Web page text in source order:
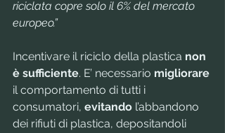
riciclata copre solo il 6% del mercato
europeo.”
Incentivare il riciclo della plastica non
è sufficiente. E’ necessario migliorare
il comportamento di tutti i
consumatori, evitando l’abbandono
dei rifiuti di plastica, depositandoli